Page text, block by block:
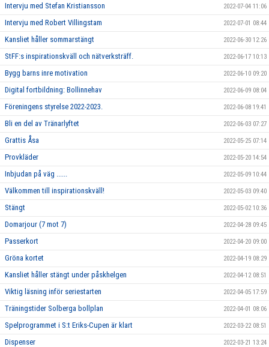
Intervju med Stefan Kristiansson 2022-07-04 11:06
Intervju med Robert Villingstam 2022-07-01 08:44
Kansliet håller sommarstängt 2022-06-30 12:26
StFF:s inspirationskväll och nätverksträff. 2022-06-17 10:13
Bygg barns inre motivation 2022-06-10 09:20
Digital fortbildning: Bollinnehav 2022-06-09 08:04
Föreningens styrelse 2022-2023. 2022-06-08 19:41
Bli en del av Tränarlyftet 2022-06-03 07:27
Grattis Åsa 2022-05-25 07:14
Provkläder 2022-05-20 14:54
Inbjudan på väg ...... 2022-05-09 10:44
Välkommen till inspirationskväll! 2022-05-03 09:40
Stängt 2022-05-02 10:36
Domarjour (7 mot 7) 2022-04-28 09:45
Passerkort 2022-04-20 09:00
Gröna kortet 2022-04-19 08:29
Kansliet håller stängt under påskhelgen 2022-04-12 08:51
Viktig läsning inför seriestarten 2022-04-05 17:59
Träningstider Solberga bollplan 2022-04-01 08:06
Spelprogrammet i S:t Eriks-Cupen är klart 2022-03-22 08:51
Dispenser 2022-03-21 13:24